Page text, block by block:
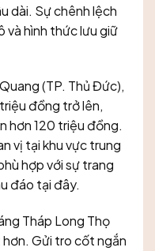
dài. Sự chênh lệch
và hình thức lưu giữ
(TP. Thủ Đức),
đồng trở lên,
hơn 120 triệu đồng.
vị tại khu vực trung
hợp với sự trang
đáo tại đây.
Tháp Long Thọ
hơn. Gửi tro cốt ngắn